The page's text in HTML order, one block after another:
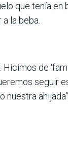
que tenía en
la beba.
de
seguir
nuestra